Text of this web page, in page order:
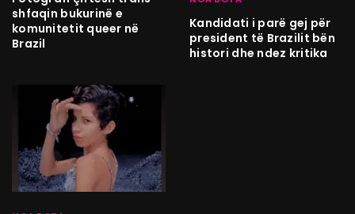
shfaqin bukurinë e
komunitetit queer në
Brazil
Kandidati i parë gej për
president të Brazilit bën
histori dhe ndez kritika